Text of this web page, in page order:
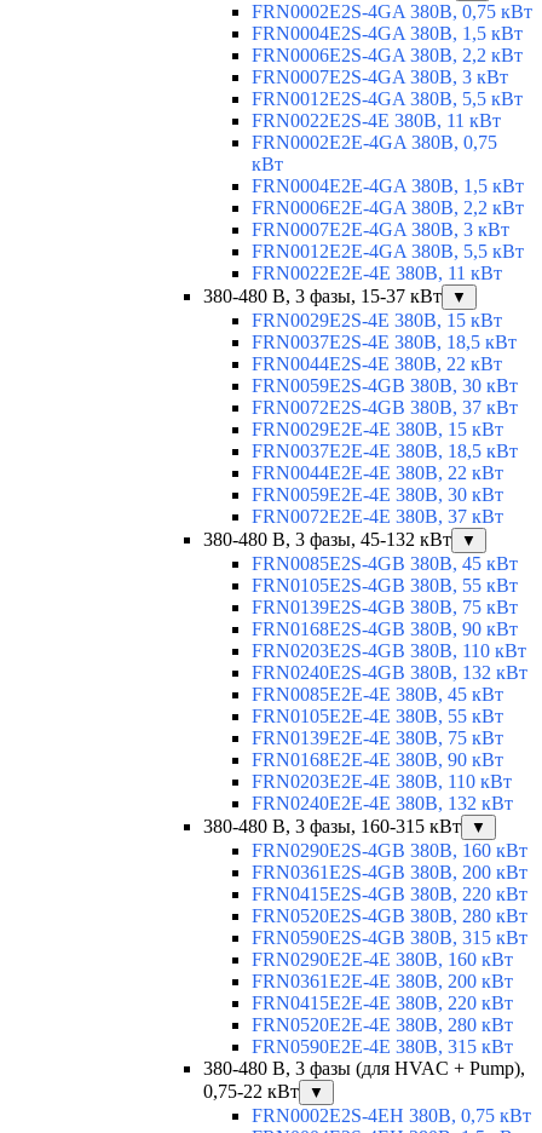
FRN0002E2S-4GA 380В, 0,75 кВт
FRN0004E2S-4GA 380В, 1,5 кВт
FRN0006E2S-4GA 380В, 2,2 кВт
FRN0007E2S-4GA 380В, 3 кВт
FRN0012E2S-4GA 380В, 5,5 кВт
FRN0022E2S-4E 380В, 11 кВт
FRN0002E2E-4GA 380В, 0,75
кВт
FRN0004E2E-4GA 380В, 1,5 кВт
FRN0006E2E-4GA 380В, 2,2 кВт
FRN0007E2E-4GA 380В, 3 кВт
FRN0012E2E-4GA 380В, 5,5 кВт
FRN0022E2E-4E 380В, 11 кВт
380-480 В, 3 фазы, 15-37 кВт
▼
FRN0029E2S-4E 380В, 15 кВт
FRN0037E2S-4E 380В, 18,5 кВт
FRN0044E2S-4E 380В, 22 кВт
FRN0059E2S-4GB 380В, 30 кВт
FRN0072E2S-4GB 380В, 37 кВт
FRN0029E2E-4E 380В, 15 кВт
FRN0037E2E-4E 380В, 18,5 кВт
FRN0044E2E-4E 380В, 22 кВт
FRN0059E2E-4E 380В, 30 кВт
FRN0072E2E-4E 380В, 37 кВт
380-480 В, 3 фазы, 45-132 кВт
▼
FRN0085E2S-4GB 380В, 45 кВт
FRN0105E2S-4GB 380В, 55 кВт
FRN0139E2S-4GB 380В, 75 кВт
FRN0168E2S-4GB 380В, 90 кВт
FRN0203E2S-4GB 380В, 110 кВт
FRN0240E2S-4GB 380В, 132 кВт
FRN0085E2E-4E 380В, 45 кВт
FRN0105E2E-4E 380В, 55 кВт
FRN0139E2E-4E 380В, 75 кВт
FRN0168E2E-4E 380В, 90 кВт
FRN0203E2E-4E 380В, 110 кВт
FRN0240E2E-4E 380В, 132 кВт
380-480 В, 3 фазы, 160-315 кВт
▼
FRN0290E2S-4GB 380В, 160 кВт
FRN0361E2S-4GB 380В, 200 кВт
FRN0415E2S-4GB 380В, 220 кВт
FRN0520E2S-4GB 380В, 280 кВт
FRN0590E2S-4GB 380В, 315 кВт
FRN0290E2E-4E 380В, 160 кВт
FRN0361E2E-4E 380В, 200 кВт
FRN0415E2E-4E 380В, 220 кВт
FRN0520E2E-4E 380В, 280 кВт
FRN0590E2E-4E 380В, 315 кВт
380-480 В, 3 фазы (для HVAC + Pump),
0,75-22 кВт
▼
FRN0002E2S-4EH 380В, 0,75 кВт